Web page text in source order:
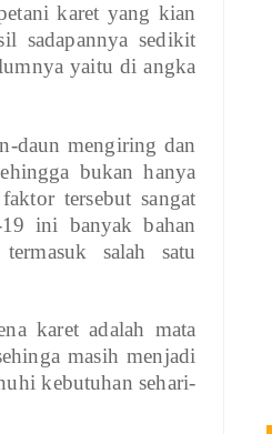
karet yang kian
sadapannya sedikit
yaitu di angka
daun mengiring dan
bukan hanya
tersebut sangat
19 ini banyak bahan
salah satu
karet adalah mata
masih menjadi
kebutuhan sehari-